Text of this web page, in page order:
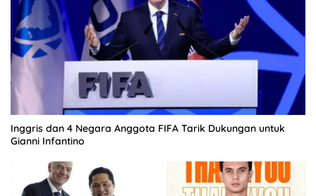
Inggris dan 4 Negara Anggota FIFA Tarik Dukungan untuk
Gianni Infantino